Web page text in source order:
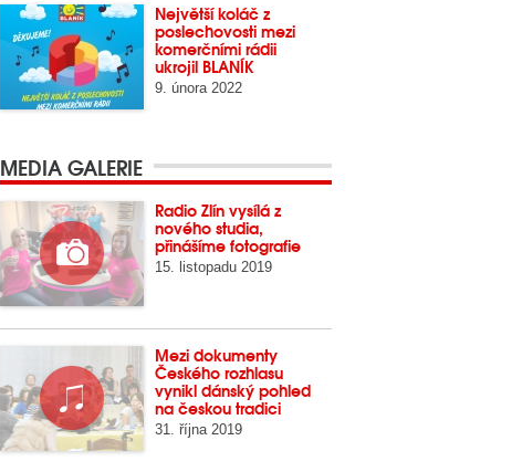
Největší koláč z
poslechovosti mezi
komerčními rádii
ukrojil BLANÍK
9. února 2022
MEDIA GALERIE
Radio Zlín vysílá z
nového studia,
přinášíme fotografie
15. listopadu 2019
Mezi dokumenty
Českého rozhlasu
vynikl dánský pohled
na českou tradici
31. října 2019